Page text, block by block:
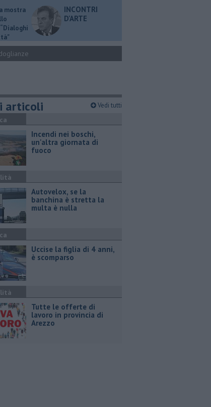
mostra
INCONTRI
D'ARTE
articoli Vedi tutti
Incendi nei boschi,
un'altra giornata di
fuoco
Autovelox, se la
banchina è stretta la
multa è nulla
Uccise la figlia di 4 anni,
è scomparso
​Tutte le offerte di
lavoro in provincia di
Arezzo